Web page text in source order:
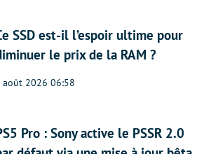
SSD est-il l’espoir ultime pour
le prix de la RAM ?
août 2026 06:58
Pro : Sony active le PSSR 2.0